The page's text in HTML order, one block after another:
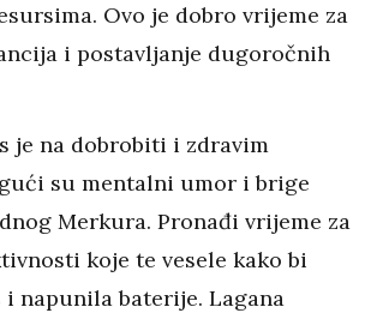
Ovo je dobro vrijeme za
i postavljanje dugoročnih
je na dobrobiti i zdravim
su mentalni umor i brige
Merkura. Pronađi vrijeme za
koje te vesele kako bi
napunila baterije. Lagana